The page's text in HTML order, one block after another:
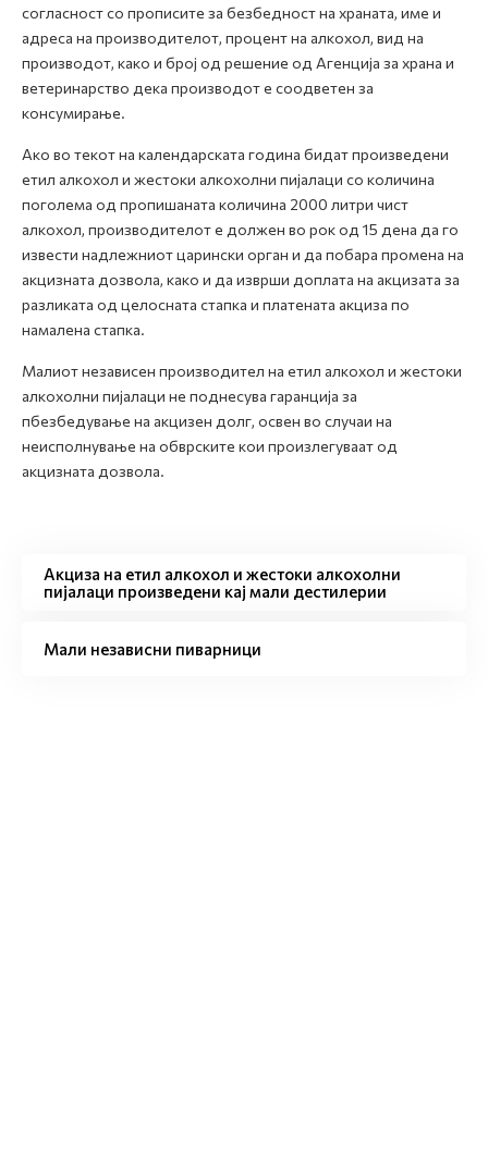
согласност со прописите за безбедност на храната, име и
адреса на производителот, процент на алкохол, вид на
производот, како и број од решение од Агенција за храна и
ветеринарство дека производот е соодветен за
консумирање.
Ако во текот на календарската година бидат произведени
етил алкохол и жестоки алкохолни пијалаци со количина
поголема од пропишаната количина 2000 литри чист
алкохол, производителот е должен во рок од 15 дена да го
извести надлежниот царински орган и да побара промена на
акцизната дозвола, како и да изврши доплата на акцизата за
разликата од целосната стапка и платената акциза по
намалена стапка.
Малиот независен производител на етил алкохол и жестоки
алкохолни пијалаци не поднесува гаранција за
пбезбедување на акцизен долг, освен во случаи на
неисполнување на обврските кои произлегуваат од
акцизната дозвола.
Акциза на етил алкохол и жестоки алкохолни
пијалаци произведени кај мали дестилерии
Мали независни пиварници